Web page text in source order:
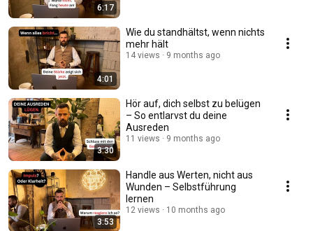
6:17
4:01
Wie du standhältst, wenn nichts
mehr hält
14 views 9 months ago
3:30
Hör auf, dich selbst zu belügen
– So entlarvst du deine
Ausreden
11 views 9 months ago
3:53
Handle aus Werten, nicht aus
Wunden – Selbstführung
lernen
12 views 10 months ago